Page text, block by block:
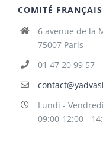
COMITÉ
6 avenue de la
75007 Paris
01 47 20 99 57
Lundi -
09:00-12:00 -